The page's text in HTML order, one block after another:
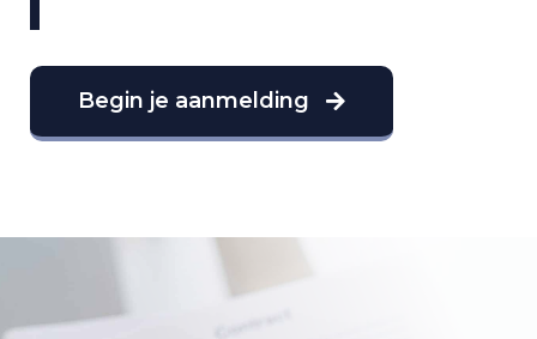
Begin je aanmelding